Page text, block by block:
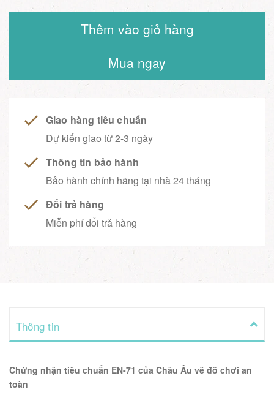
Thêm vào giỏ hàng
Mua ngay
Giao hàng tiêu chuẩn
Dự kiến giao từ 2-3 ngày
Thông tin bảo hành
Bảo hành chính hãng tại nhà 24 tháng
Đổi trả hàng
Miễn phí đổi trả hàng
Thông tin
Chứng nhận tiêu chuẩn EN-71 của Châu Âu về đồ chơi an
toàn